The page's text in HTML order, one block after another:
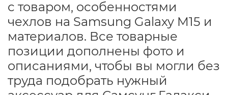
с товаром, особенностями
чехлов на Samsung Galaxy M15 и
материалов. Все товарные
позиции дополнены фото и
описаниями, чтобы вы могли без
труда подобрать нужный